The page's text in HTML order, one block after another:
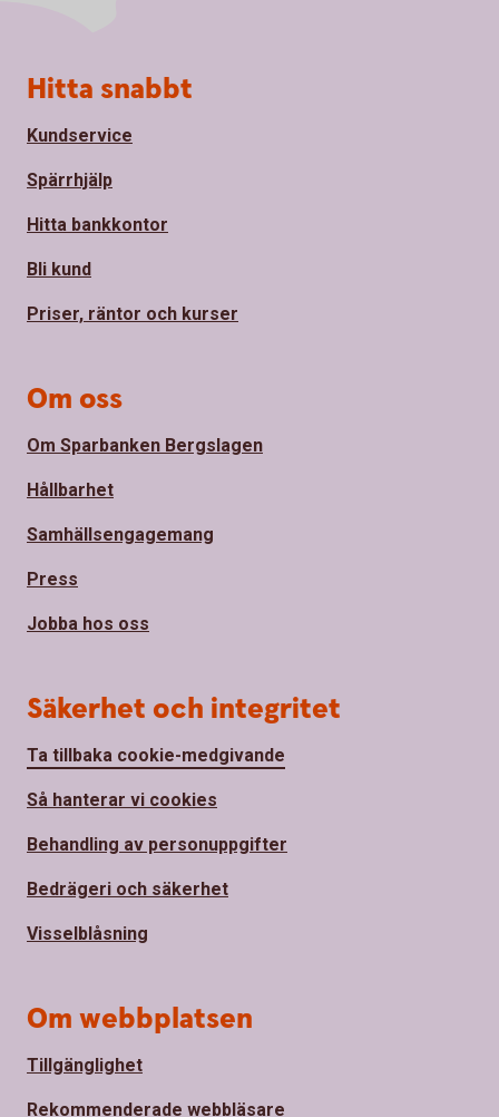
Sidfot
Hitta snabbt
Kundservice
Spärrhjälp
Hitta bankkontor
Bli kund
Priser, räntor och kurser
Om oss
Om Sparbanken Bergslagen
Hållbarhet
Samhällsengagemang
Press
Jobba hos oss
Säkerhet och integritet
Ta tillbaka cookie-medgivande
Så hanterar vi cookies
Behandling av personuppgifter
Bedrägeri och säkerhet
Visselblåsning
Om webbplatsen
Tillgänglighet
Rekommenderade webbläsare